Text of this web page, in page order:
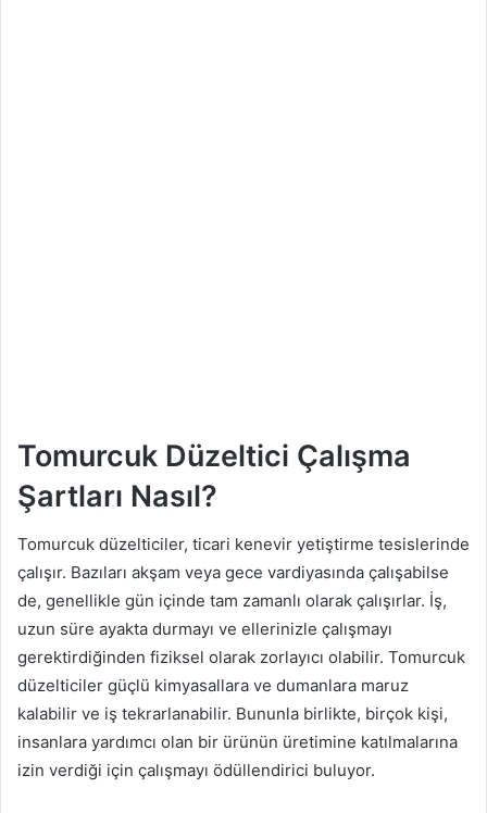
Tomurcuk Düzeltici Çalışma
Şartları Nasıl?
Tomurcuk düzelticiler, ticari kenevir yetiştirme tesislerinde
çalışır. Bazıları akşam veya gece vardiyasında çalışabilse
de, genellikle gün içinde tam zamanlı olarak çalışırlar. İş,
uzun süre ayakta durmayı ve ellerinizle çalışmayı
gerektirdiğinden fiziksel olarak zorlayıcı olabilir. Tomurcuk
düzelticiler güçlü kimyasallara ve dumanlara maruz
kalabilir ve iş tekrarlanabilir. Bununla birlikte, birçok kişi,
insanlara yardımcı olan bir ürünün üretimine katılmalarına
izin verdiği için çalışmayı ödüllendirici buluyor.